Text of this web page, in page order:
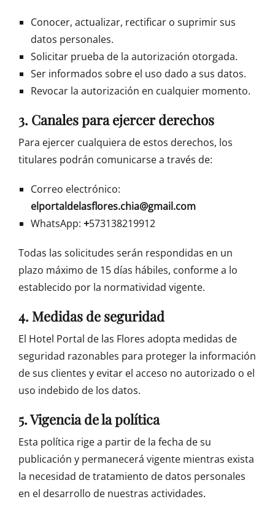
Conocer, actualizar, rectificar o suprimir sus
datos personales.
Solicitar prueba de la autorización otorgada.
Ser informados sobre el uso dado a sus datos.
Revocar la autorización en cualquier momento.
3. Canales para ejercer derechos
Para ejercer cualquiera de estos derechos, los
titulares podrán comunicarse a través de:
Correo electrónico:
elportaldelasflores.chia@gmail.com
WhatsApp: +573138219912
Todas las solicitudes serán respondidas en un
plazo máximo de 15 días hábiles, conforme a lo
establecido por la normatividad vigente.
4. Medidas de seguridad
El Hotel Portal de las Flores adopta medidas de
seguridad razonables para proteger la información
de sus clientes y evitar el acceso no autorizado o el
uso indebido de los datos.
5. Vigencia de la política
Esta política rige a partir de la fecha de su
publicación y permanecerá vigente mientras exista
la necesidad de tratamiento de datos personales
en el desarrollo de nuestras actividades.